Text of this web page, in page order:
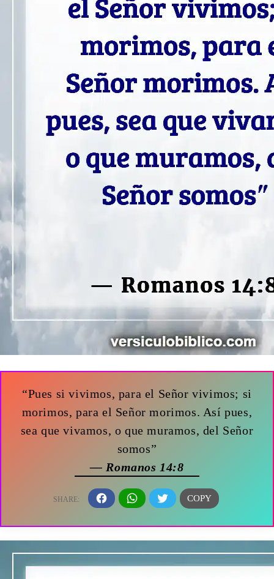
“Pues si vivimos, para el Señor vivimos; si
morimos, para el Señor morimos. Así pues,
sea que vivamos, o que muramos, del Señor
somos”
— Romanos 14:8